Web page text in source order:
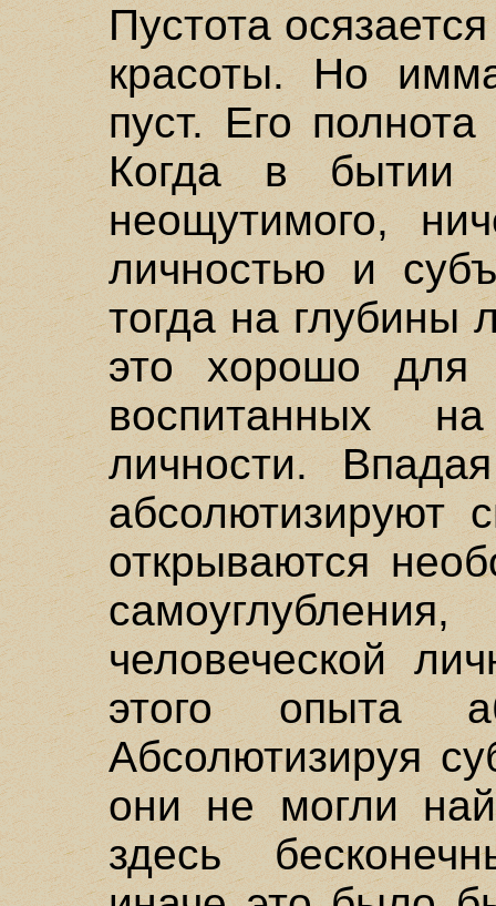
Пустота
красоты. Но
пуст. Его
Когда в бытии
неощутимого,
личностью и
тогда на глубины
это хорошо для
воспитанных
личности.
абсолютизируют
открываются
человеческой
этого опыта
Абсолютизируя
они не могли
здесь